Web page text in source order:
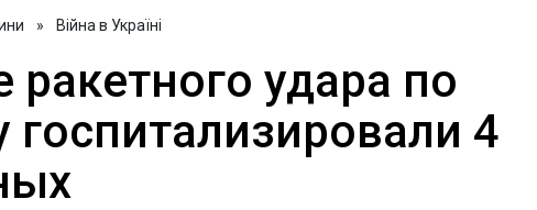
» Війна в Україні
ракетного удара по
госпитализировали 4